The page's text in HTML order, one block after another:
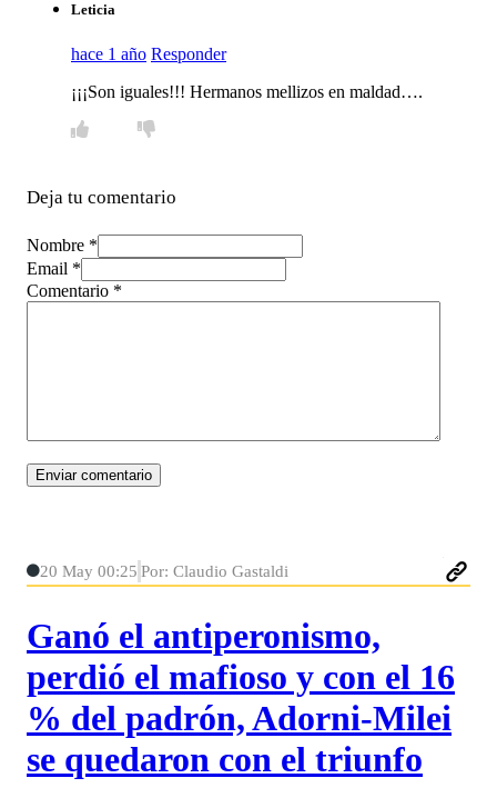
Leticia
hace 1 año Responder
¡¡¡Son iguales!!! Hermanos mellizos en maldad….
Deja tu comentario
Nombre *
Email *
Comentario *
20 May 00:25 Por: Claudio Gastaldi
Ganó el antiperonismo,
perdió el mafioso y con el 16
% del padrón, Adorni-Milei
se quedaron con el triunfo